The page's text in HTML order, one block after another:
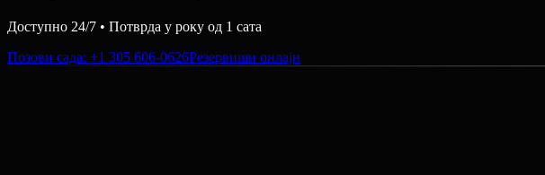
Доступно 24/7 • Потврда у року од 1 сата
Позови сада: +1 305 606-0626Резервиши онлајн